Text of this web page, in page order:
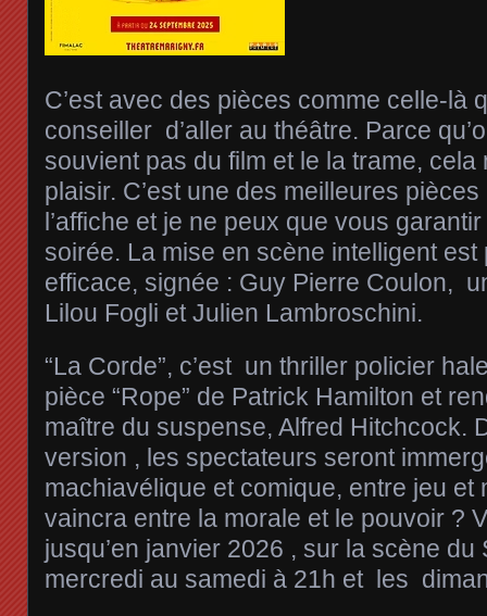
C’est avec des pièces comme celle-là
conseiller d’aller au théâtre. Parce
souvient pas du film et le la trame,
plaisir. C’est une des meilleures
l’affiche et je ne peux que vous
soirée. La mise en scène intelligent est
efficace, signée : Guy Pierre Coulon,
Lilou Fogli et Julien Lambroschini.
“La Corde”, c’est un thriller policier
pièce “Rope” de Patrick Hamilton et
maître du suspense, Alfred Hitchcock.
version , les spectateurs seront
machiavélique et comique, entre jeu et
vaincra entre la morale et le pouvoir ?
jusqu’en janvier 2026 , sur la scène du
mercredi au samedi à 21h et les